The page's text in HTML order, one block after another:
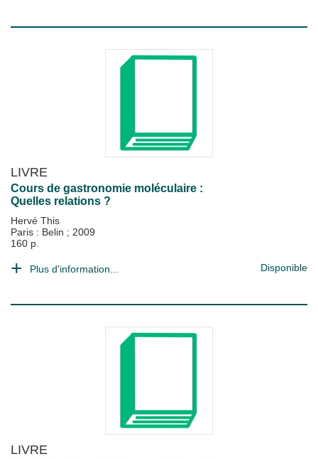
LIVRE
Cours de gastronomie moléculaire :
Quelles relations ?
Hervé This
Paris : Belin ; 2009
160 p.
Plus d'information... Disponible
LIVRE